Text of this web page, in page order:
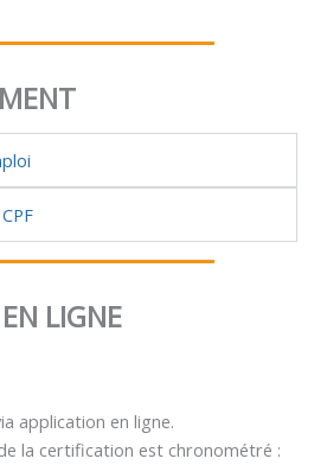
LIGNE
application en ligne.
la certification est chronométré :